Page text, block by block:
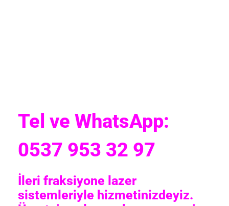
Tel ve WhatsApp:
0537 953 32 97
İleri fraksiyone lazer
sistemleriyle hizmetinizdeyiz.